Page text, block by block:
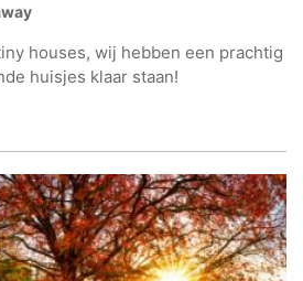
houses, wij hebben een prachtig
huisjes klaar staan!